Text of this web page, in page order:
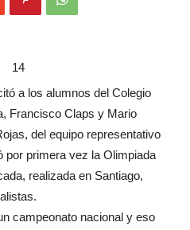
a los alumnos del Colegio
Francisco Claps y Mario
del equipo representativo
por primera vez la Olimpiada
realizada en Santiago,
campeonato nacional y eso